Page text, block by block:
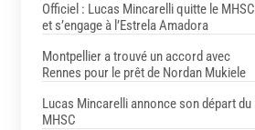
Officiel : Lucas Mincarelli quitte le MHSC
et s’engage à l’Estrela Amadora
Montpellier a trouvé un accord avec
Rennes pour le prêt de Nordan Mukiele
Lucas Mincarelli annonce son départ du
MHSC